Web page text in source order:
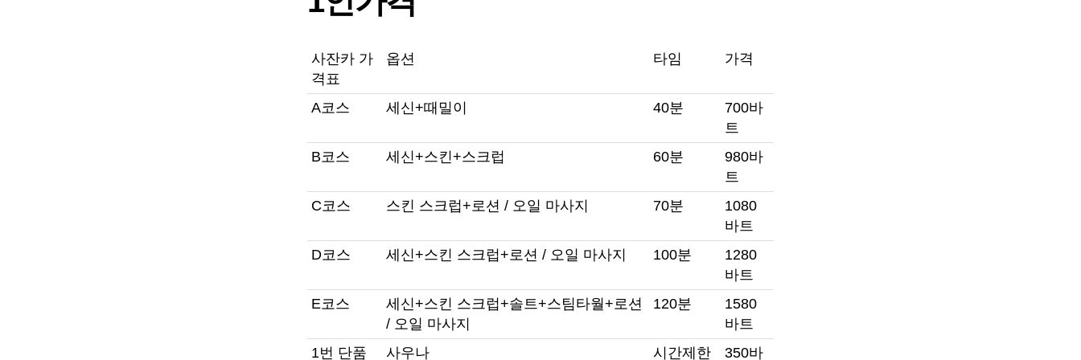
사잔카 가
격표
옵션 타임 가격
A코스 세신+때밀이 40분
700바
트
B코스
세신+스킨+스크럽 60분
980바
트
C코스
스킨 스크럽+로션 / 오일 마사지 70분
1080
바트
D코스
세신+스킨 스크럽+로션 / 오일 마사지 100분
1280
바트
E코스
세신+스킨 스크럽+솔트+스팀타월+로션
/ 오일 마사지
120분
1580
바트
1번 단품
사우나 시간제한 350바